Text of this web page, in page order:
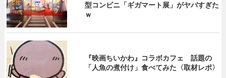
型コンビニ「ギガマート展」がヤバすぎた
ｗ
『映画ちいかわ』コラボカフェ 話題の
「人魚の煮付け」食べてみた〈取材レポ〉